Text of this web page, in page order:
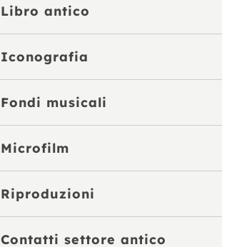
Libro antico
Iconografia
Fondi musicali
Microfilm
Riproduzioni
Contatti settore antico